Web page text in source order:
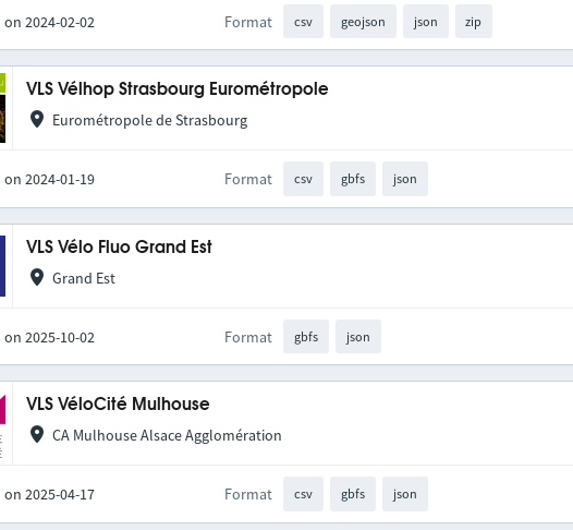
2024-02-02 Format csv geojson json zip
VLS Vélhop Strasbourg Eurométropole
Eurométropole de Strasbourg
2024-01-19 Format csv gbfs json
VLS Vélo Fluo Grand Est
Grand Est
2025-10-02 Format gbfs json
VLS VéloCité Mulhouse
CA Mulhouse Alsace Agglomération
2025-04-17 Format csv gbfs json